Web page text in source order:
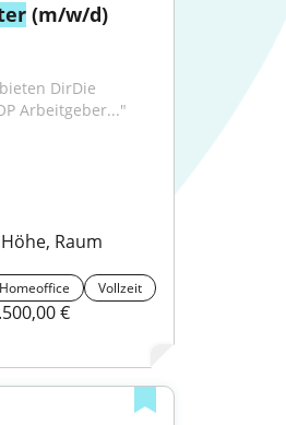
(m/w/d)
DirDie
Arbeitgeber..."
Raum
Homeoffice Vollzeit
€